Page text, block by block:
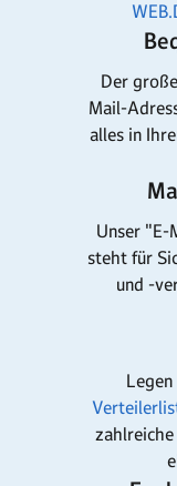
Der
Mail-
alles in
Unser "E-
steht für
und -
Legen